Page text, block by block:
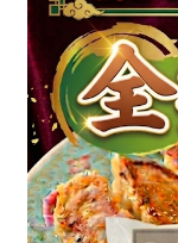
マイページ
会員登録